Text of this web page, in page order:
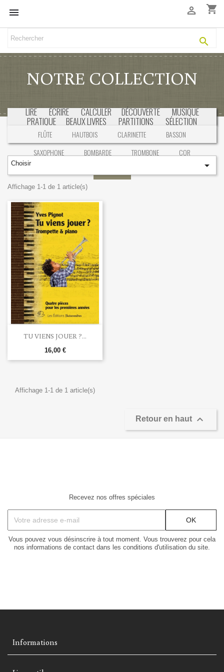
 shopping_cart


NOTRE COLLECTION
LIRE ÉCRIRE CALCULER DÉCOUVERTE MUSIQUE
PRATIQUE BEAUX LIVRES PARTITIONS SÉLECTION
FLÛTE HAUTBOIS CLARINETTE
BASSON
SAXOPHONE
BOMBARDE TROMBONE
COR
Choisir 
Affichage 1-1 de 1 article(s)
TU VIENS JOUER ?...
16,00 €
Affichage 1-1 de 1 article(s)
Retour en haut 
Recevez nos offres spéciales
Vous pouvez vous désinscrire à tout moment. Vous trouverez pour cela
nos informations de contact dans les conditions d'utilisation du site.
Informations